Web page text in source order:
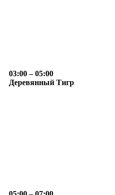
03:00– 05:00
Деревянный Тигр